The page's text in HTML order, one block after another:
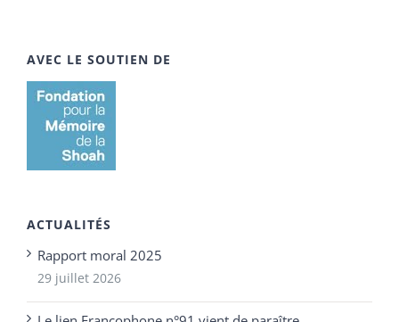
AVEC LE SOUTIEN DE
ACTUALITÉS
Rapport moral 2025
29 juillet 2026